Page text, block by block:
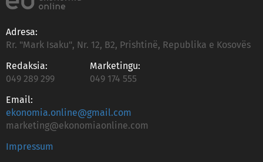
Adresa:
Rr. "Mark Isaku", Nr. 12, B2, Prishtinë, Republika e Kosovës
Redaksia:
049 289 299
Marketingu:
049 174 555
Email:
ekonomia.online@gmail.com
marketing@ekonomiaonline.com
Impressum